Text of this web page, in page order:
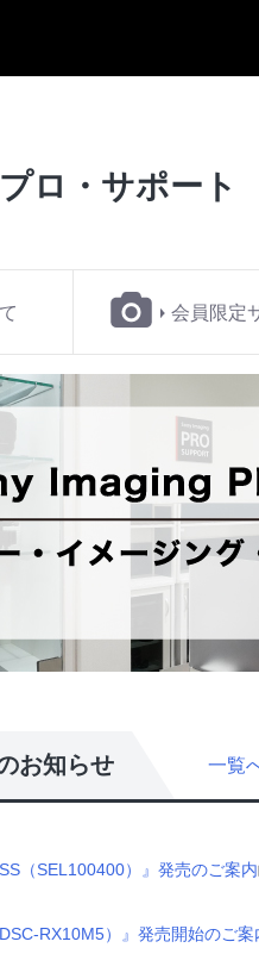
プロ・サポート
会員限定
お知らせ 一覧
（SEL100400）』発売のご案内
RX10M5）』発売開始のご案